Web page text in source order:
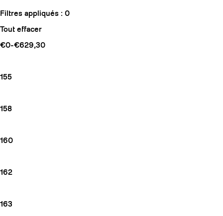
Filtres appliqués : 0
Tout effacer
€0-€629,30
155
158
160
162
163